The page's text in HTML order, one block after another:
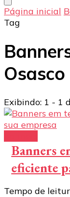
Página inicial
Tag
Osasco
Exibindo: 1 - 1
Banners
eficiente
Tempo de